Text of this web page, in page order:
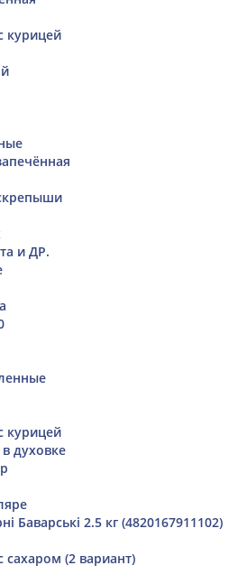
курицей
и ДР.
курицей
духовке
Баварські 2.5 кг (4820167911102)
(2 вариант)